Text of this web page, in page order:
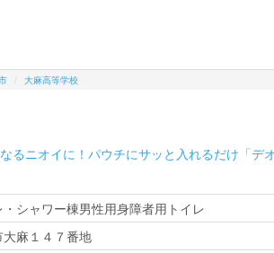
大麻高等学校
るニオイに！パウチにサッと入れるだけ「デ
・シャワー棟男性用身障者用トイレ
麻１４７番地